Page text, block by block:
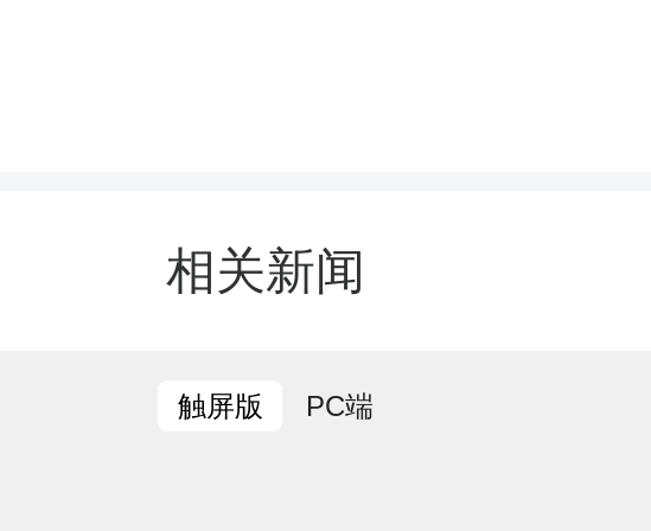
重视，以饱满的热情和严谨的态
相关新闻
触屏版 PC端